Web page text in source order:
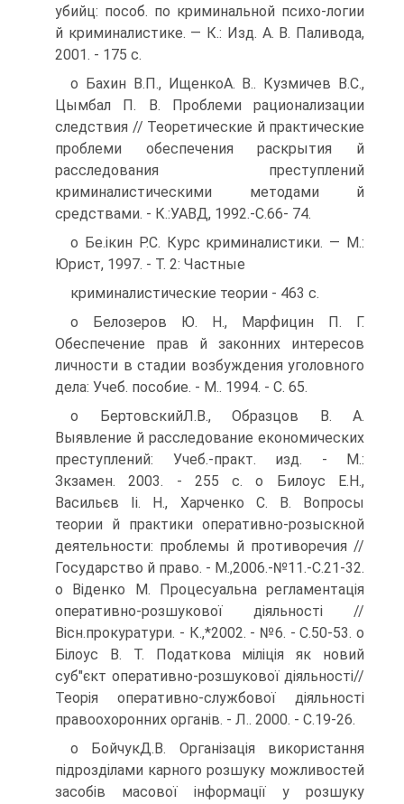
убийц: пособ. по криминальной психо-логии
й криминалистике. — К.: Изд. А. В. Паливода,
2001. - 175 с.
о Бахин В.П., ИщенкоА. В.. Кузмичев В.С.,
Цымбал П. В. Проблеми рационализации
следствия // Теоретические й практические
проблеми обеспечения раскрытия й
расследования преступлений
криминалистическими методами й
средствами. - К.:УАВД, 1992.-С.66- 74.
о Бе.ікин Р.С. Курс криминалистики. — М.:
Юрист, 1997. - Т. 2: Частные
криминалистические теории - 463 с.
о Белозеров Ю. Н., Марфицин П. Г.
Обеспечение прав й законних интересов
личности в стадии возбуждения уголовного
дела: Учеб. пособие. - М.. 1994. - С. 65.
о БертовскийЛ.В., Образцов В. А.
Выявление й расследование економических
преступлений: Учеб.-практ. изд. - М.:
Зкзамен. 2003. - 255 с. о Билоус Е.Н.,
Васильєв Іі. Н., Харченко С. В. Вопросы
теории й практики оперативно-розыскной
деятельности: проблемы й противоречия //
Государство й право. - М.,2006.-№11.-С.21-32.
о Віденко М. Процесуальна регламентація
оперативно-розшукової діяльності //
Вісн.прокуратури. - К.,*2002. - №6. - С.50-53. о
Білоус В. Т. Податкова міліція як новий
суб"єкт оперативно-розшукової діяльності//
Теорія оперативно-службової діяльності
правоохоронних органів. - Л.. 2000. - С.19-26.
о БойчукД.В. Організація використання
підрозділами карного розшуку можливостей
засобів масової інформації у розшуку